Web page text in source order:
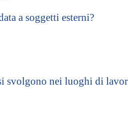
a soggetti esterni?
svolgono nei luoghi di